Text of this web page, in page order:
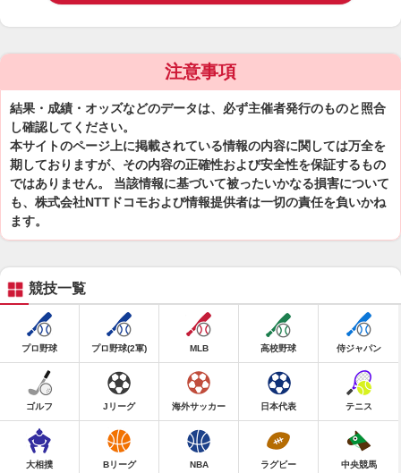
注意事項
結果・成績・オッズなどのデータは、必ず主催者発行のものと照合
し確認してください。
本サイトのページ上に掲載されている情報の内容に関しては万全を
期しておりますが、その内容の正確性および安全性を保証するもの
ではありません。 当該情報に基づいて被ったいかなる損害について
も、株式会社NTTドコモおよび情報提供者は一切の責任を負いかね
ます。
競技一覧
プロ野球 プロ野球(2軍) MLB 高校野球 侍ジャパン
ゴルフ Jリーグ 海外サッカー 日本代表 テニス
大相撲 Bリーグ NBA ラグビー 中央競馬